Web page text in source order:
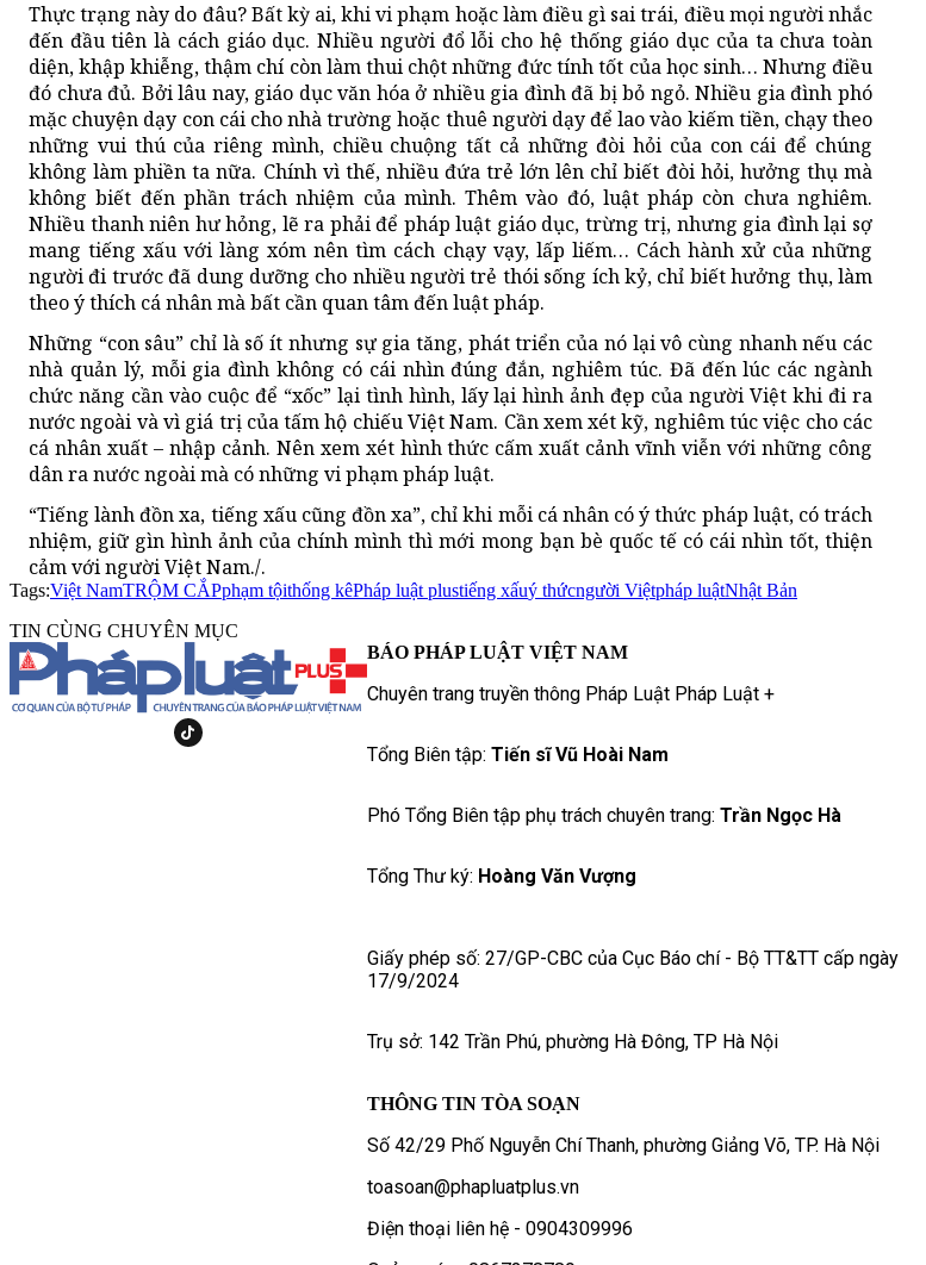
Thực trạng này do đâu? Bất kỳ ai, khi vi phạm hoặc làm điều gì sai trái, điều mọi người nhắc
đến đầu tiên là cách giáo dục. Nhiều người đổ lỗi cho hệ thống giáo dục của ta chưa toàn
diện, khập khiễng, thậm chí còn làm thui chột những đức tính tốt của học sinh… Nhưng điều
đó chưa đủ. Bởi lâu nay, giáo dục văn hóa ở nhiều gia đình đã bị bỏ ngỏ. Nhiều gia đình phó
mặc chuyện dạy con cái cho nhà trường hoặc thuê người dạy để lao vào kiếm tiền, chạy theo
những vui thú của riêng mình, chiều chuộng tất cả những đòi hỏi của con cái để chúng
không làm phiền ta nữa. Chính vì thế, nhiều đứa trẻ lớn lên chỉ biết đòi hỏi, hưởng thụ mà
không biết đến phần trách nhiệm của mình. Thêm vào đó, luật pháp còn chưa nghiêm.
Nhiều thanh niên hư hỏng, lẽ ra phải để pháp luật giáo dục, trừng trị, nhưng gia đình lại sợ
mang tiếng xấu với làng xóm nên tìm cách chạy vạy, lấp liếm… Cách hành xử của những
người đi trước đã dung dưỡng cho nhiều người trẻ thói sống ích kỷ, chỉ biết hưởng thụ, làm
theo ý thích cá nhân mà bất cần quan tâm đến luật pháp.
Những “con sâu” chỉ là số ít nhưng sự gia tăng, phát triển của nó lại vô cùng nhanh nếu các
nhà quản lý, mỗi gia đình không có cái nhìn đúng đắn, nghiêm túc. Đã đến lúc các ngành
chức năng cần vào cuộc để “xốc” lại tình hình, lấy lại hình ảnh đẹp của người Việt khi đi ra
nước ngoài và vì giá trị của tấm hộ chiếu Việt Nam. Cần xem xét kỹ, nghiêm túc việc cho các
cá nhân xuất – nhập cảnh. Nên xem xét hình thức cấm xuất cảnh vĩnh viễn với những công
dân ra nước ngoài mà có những vi phạm pháp luật.
“Tiếng lành đồn xa, tiếng xấu cũng đồn xa”, chỉ khi mỗi cá nhân có ý thức pháp luật, có trách
nhiệm, giữ gìn hình ảnh của chính mình thì mới mong bạn bè quốc tế có cái nhìn tốt, thiện
cảm với người Việt Nam./.
Tags:Việt NamTRỘM CẮPphạm tộithống kêPháp luật plustiếng xấuý thứcngười Việtpháp luậtNhật Bản
TIN CÙNG CHUYÊN MỤC
BÁO PHÁP LUẬT VIỆT NAM
Chuyên trang truyền thông Pháp Luật Pháp Luật +
Tổng Biên tập: Tiến sĩ Vũ Hoài Nam
Phó Tổng Biên tập phụ trách chuyên trang: Trần Ngọc Hà
Tổng Thư ký: Hoàng Văn Vượng
Giấy phép số: 27/GP-CBC của Cục Báo chí - Bộ TT&TT cấp ngày
17/9/2024
Trụ sở: 142 Trần Phú, phường Hà Đông, TP Hà Nội
THÔNG TIN TÒA SOẠN
Số 42/29 Phố Nguyễn Chí Thanh, phường Giảng Võ, TP. Hà Nội
toasoan@phapluatplus.vn
Điện thoại liên hệ - 0904309996